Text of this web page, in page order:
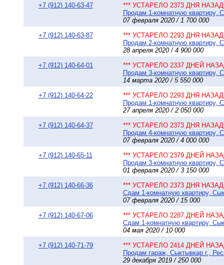
+7 (912) 140-63-47
*** УСТАРЕЛО 2373 ДНЯ НАЗАД
Продам 1-комнатную квартиру,
07 февраля 2020 / 1 700 000
+7 (912) 140-63-87
*** УСТАРЕЛО 2293 ДНЯ НАЗАД
Продам 2-комнатную квартиру,
28 апреля 2020 / 4 900 000
+7 (912) 140-64-01
*** УСТАРЕЛО 2337 ДНЕЙ
Продам 3-комнатную квартиру,
14 марта 2020 / 5 550 000
+7 (912) 140-64-22
*** УСТАРЕЛО 2293 ДНЯ НАЗАД
Продам 1-комнатную квартиру,
27 апреля 2020 / 2 050 000
+7 (912) 140-64-37
*** УСТАРЕЛО 2373 ДНЯ НАЗАД
Продам 4-комнатную квартиру,
07 февраля 2020 / 4 000 000
+7 (912) 140-65-11
*** УСТАРЕЛО 2379 ДНЕЙ
Продам 3-комнатную квартиру,
01 февраля 2020 / 3 150 000
+7 (912) 140-66-36
*** УСТАРЕЛО 2373 ДНЯ НАЗАД
Сдам 1-комнатную квартиру,
07 февраля 2020 / 15 000
+7 (912) 140-67-06
*** УСТАРЕЛО 2287 ДНЕЙ
Сдам 1-комнатную квартиру,
04 мая 2020 / 10 000
+7 (912) 140-71-79
*** УСТАРЕЛО 2414 ДНЕЙ
Продам гараж, Сыктывкар г.,
29 декабря 2019 / 250 000